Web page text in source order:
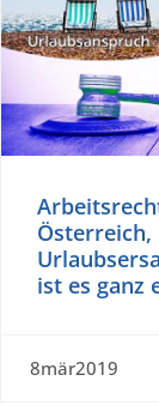
ist es ganz
8mär2019